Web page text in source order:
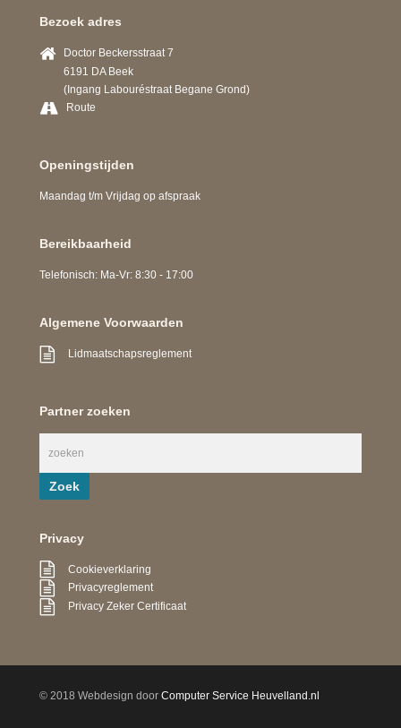
Bezoek adres
Doctor Beckersstraat 7
6191 DA Beek
(Ingang Labouréstraat Begane Grond)
Route
Openingstijden
Maandag t/m Vrijdag op afspraak
Bereikbaarheid
Telefonisch: Ma-Vr: 8:30 - 17:00
Algemene Voorwaarden
Lidmaatschapsreglement
Partner zoeken
Privacy
Cookieverklaring
Privacyreglement
Privacy Zeker Certificaat
© 2018 Webdesign doorComputer Service Heuvelland.nl